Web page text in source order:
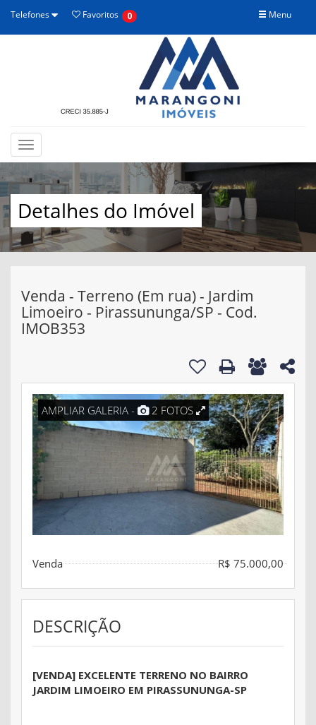
Telefones Favoritos 0 Menu
Toggle
navigation
Detalhes do Imóvel
Venda - Terreno (Em rua) - Jardim
Limoeiro - Pirassununga/SP - Cod.
IMOB353
AMPLIAR GALERIA - 2 FOTOS
Venda R$ 75.000,00
DESCRIÇÃO
[VENDA] EXCELENTE TERRENO NO BAIRRO
JARDIM LIMOEIRO EM PIRASSUNUNGA-SP